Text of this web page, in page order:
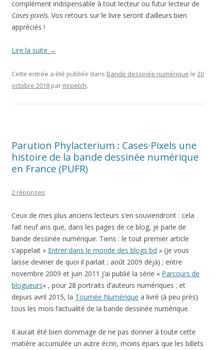
complément indispensable à tout lecteur ou futur lecteur de
Cases⋅pixels. Vos retours sur le livre seront d’ailleurs bien
appréciés !
Lire la suite →
Cette entrée a été publiée dans Bande dessinée numérique le 20
octobre 2018 par mrpetch.
Parution Phylacterium : Cases·Pixels une
histoire de la bande dessinée numérique
en France (PUFR)
2 réponses
Ceux de mes plus anciens lecteurs s’en souviendront : cela
fait neuf ans que, dans les pages de ce blog, je parle de
bande dessinée numérique. Tiens : le tout premier article
s’appelait « Entrer dans le monde des blogs bd » (je vous
laisse deviner de quoi il parlait ; août 2009 déjà) ; entre
novembre 2009 et juin 2011 j’ai publié la série « Parcours de
blogueurs« , pour 28 portraits d’auteurs numériques ; et
depuis avril 2015, la Tournée Numérique a livré (à peu près)
tous les mois l’actualité de la bande dessinée numérique.
Il aurait été bien dommage de ne pas donner à toute cette
matière accumulée un autre écrin, moins épars que les billets